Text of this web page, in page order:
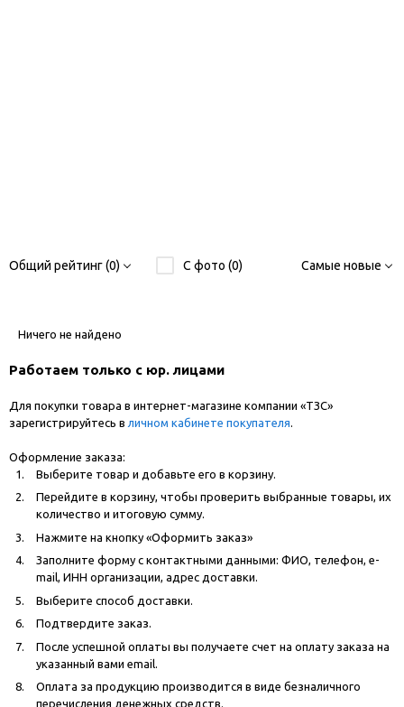
Общий рейтинг (0) С фото (0) Самые новые
Ничего не найдено
Работаем только с юр. лицами
Для покупки товара в интернет-магазине компании «ТЗС»
зарегистрируйтесь в личном кабинете покупателя
Оформление заказа:
Выберите товар и добавьте его в корзину.
Перейдите в корзину, чтобы проверить выбранные товары, их
количество и итоговую сумму.
Нажмите на кнопку «Оформить заказ»
Заполните форму с контактными данными: ФИО, телефон, e-
mail, ИНН организации, адрес доставки.
Выберите способ доставки.
Подтвердите заказ.
После успешной оплаты вы получаете счет на оплату заказа на
указанный вами email.
Оплата за продукцию производится в виде безналичного
перечисления денежных средств.